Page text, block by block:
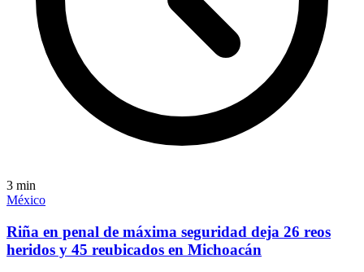
3 min
México
Riña en penal de máxima seguridad deja 26 reos
heridos y 45 reubicados en Michoacán